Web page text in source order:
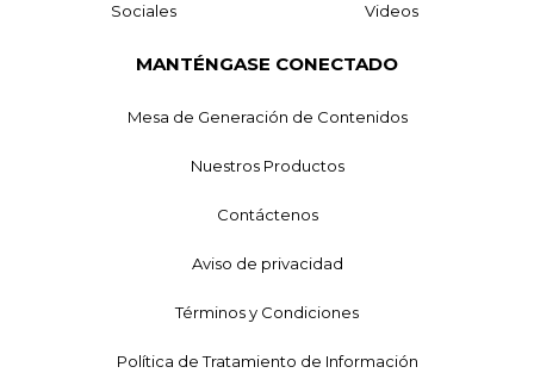
Sociales Videos
MANTÉNGASE CONECTADO
Mesa de Generación de Contenidos
Nuestros Productos
Contáctenos
Aviso de privacidad
Términos y Condiciones
Política de Tratamiento de Información